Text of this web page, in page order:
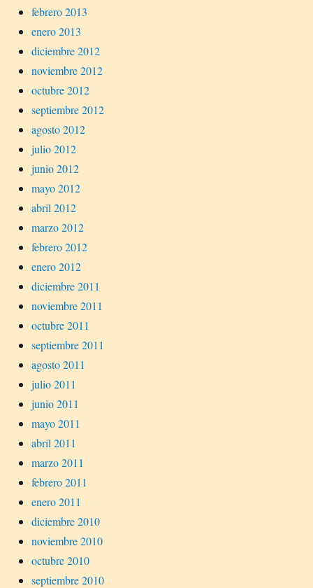
febrero 2013
enero 2013
diciembre 2012
noviembre 2012
octubre 2012
septiembre 2012
agosto 2012
julio 2012
junio 2012
mayo 2012
abril 2012
marzo 2012
febrero 2012
enero 2012
diciembre 2011
noviembre 2011
octubre 2011
septiembre 2011
agosto 2011
julio 2011
junio 2011
mayo 2011
abril 2011
marzo 2011
febrero 2011
enero 2011
diciembre 2010
noviembre 2010
octubre 2010
septiembre 2010